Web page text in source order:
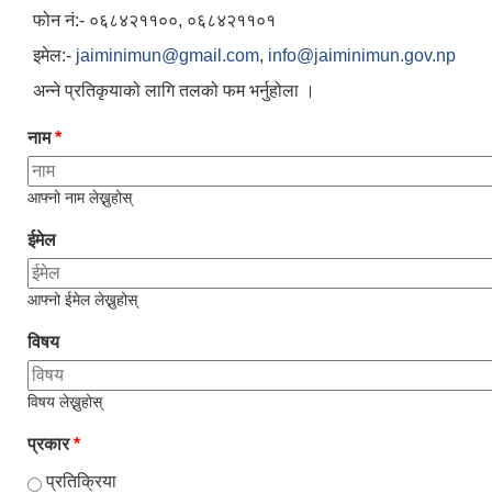
फोन नं:- ०६८४२११००, ०६८४२११०१
इमेल:- jaiminimun@gmail.com, info@jaiminimun.gov.np
अन्ने प्रतिकृयाको लागि तलको फम भर्नुहोला ।
नाम*
आफ्नो नाम लेख्नुहोस्
ईमेल
आफ्नो ईमेल लेख्नुहोस्
विषय
विषय लेख्नुहोस्
प्रकार*
प्रतिक्रिया